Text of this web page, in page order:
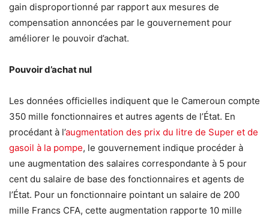
gain disproportionné par rapport aux mesures de
compensation annoncées par le gouvernement pour
améliorer le pouvoir d’achat.
Pouvoir d’achat nul
Les données officielles indiquent que le Cameroun compte
350 mille fonctionnaires et autres agents de l’État. En
procédant à l’augmentation des prix du litre de Super et de
gasoil à la pompe, le gouvernement indique procéder à
une augmentation des salaires correspondante à 5 pour
cent du salaire de base des fonctionnaires et agents de
l’État. Pour un fonctionnaire pointant un salaire de 200
mille Francs CFA, cette augmentation rapporte 10 mille